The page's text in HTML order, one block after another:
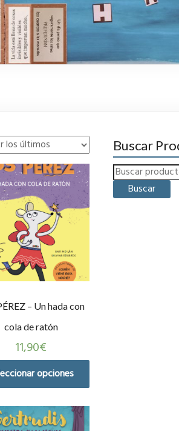
– Un hada con
cola de ratón
11,90€
opciones
Buscar
Buscar